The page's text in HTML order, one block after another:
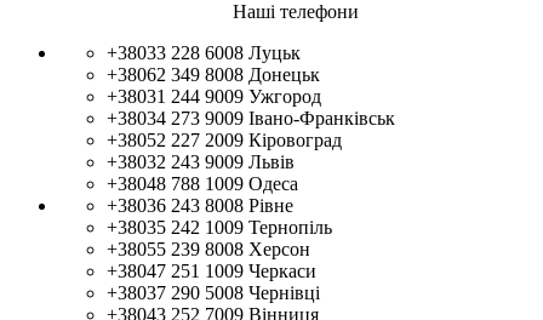
Наші телефони
+38033 228 6008 Луцьк
+38062 349 8008 Донецьк
+38031 244 9009 Ужгород
+38034 273 9009 Івано-Франківськ
+38052 227 2009 Кіровоград
+38032 243 9009 Львів
+38048 788 1009 Одеса
+38036 243 8008 Рівне
+38035 242 1009 Тернопіль
+38055 239 8008 Херсон
+38047 251 1009 Черкаси
+38037 290 5008 Чернівці
+38043 252 7009 Вінниця